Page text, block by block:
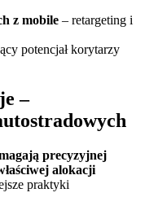
z mobile – retargeting i
potencjał korytarzy
–
precyzyjnej
alokacji
praktyki